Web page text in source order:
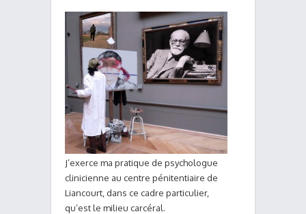
J’exerce ma pratique de psychologue
clinicienne au centre pénitentiaire de
Liancourt, dans ce cadre particulier,
qu’est le milieu carcéral.